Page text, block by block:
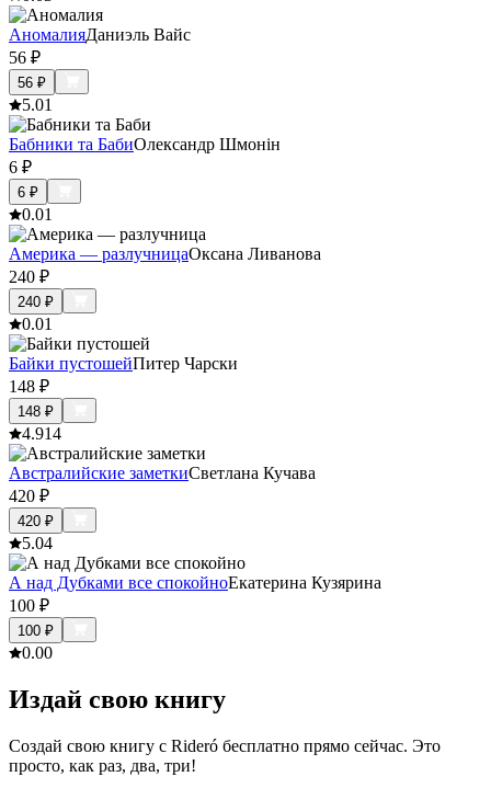
АномалияДаниэль Вайс
56 ₽
56 ₽
5.01
Бабники та БабиОлександр Шмонiн
6 ₽
6 ₽
0.01
Америка — разлучницаОксана Ливанова
240 ₽
240 ₽
0.01
Байки пустошейПитер Чарски
148 ₽
148 ₽
4.914
Австралийские заметкиСветлана Кучава
420 ₽
420 ₽
5.04
А над Дубками все спокойноЕкатерина Кузярина
100 ₽
100 ₽
0.00
Издай свою книгу
Создай свою книгу с Rideró бесплатно прямо сейчас. Это
просто, как раз, два, три!